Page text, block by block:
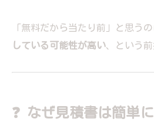
「無料だから当たり前」と思う
している可能性が高い、という前
❓ なぜ見積書は簡単